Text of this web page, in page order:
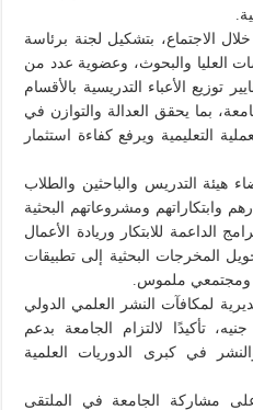
الاجتماع، بتشكيل لجنة برئاسة
العليا والبحوث، وعضوية عدد من
توزيع الأعباء التدريسية بالأقسام
بما يحقق العدالة والتوازن في
التعليمية ويرفع كفاءة استثمار
التدريس والباحثين والطلاب
وابتكاراتهم ومشروعاتهم البحثية
الداعمة للابتكار وريادة الأعمال
المخرجات البحثية إلى تطبيقات
ومجتمعي ملموس.
لمكافآت النشر العلمي الدولي
75 مليون جنيه، تأكيدًا لالتزام الجامعة بدعم
في كبرى الدوريات العلمية
مشاركة الجامعة في الملتقى